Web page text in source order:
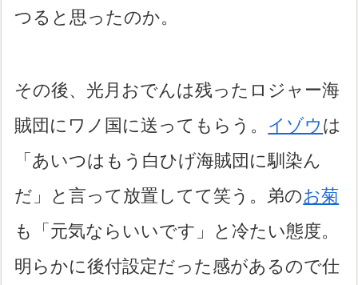
つると思ったのか。
その後、光月おでんは残ったロジャー海
賊団にワノ国に送ってもらう。 イゾウ は
「あいつはもう白ひげ海賊団に馴染ん
だ」と言って放置してて笑う。弟のお菊
も「元気ならいいです」と冷たい態度。
明らかに後付設定だった感があるので仕